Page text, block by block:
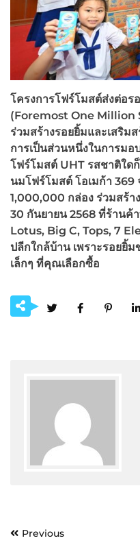
โครงการโฟร์โมสต์ส่งต่อร
(Foremost One Million
ร่วมสร้างรอยยิ้มและเสริม
การเป็นส่วนหนึ่งในการมอ
โฟร์โมสต์ UHT รสชาติใดก็
นมโฟร์โมสต์ โอเมก้า 369
1,000,000 กล่อง ร่วมสร้า
30 กันยายน 2568 ที่ร้านค้
Lotus, Big C, Tops, 7
ปลีกใกล้บ้าน เพราะรอยยิ้
เล็กๆ ที่คุณเลือกซื้อ
PostPrevious